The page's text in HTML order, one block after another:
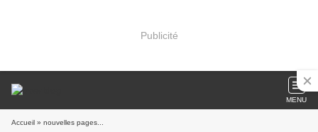
Publicité
MENU
Accueil » nouvelles pages...